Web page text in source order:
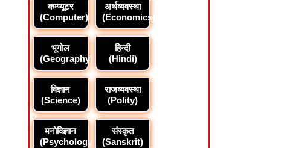
कम्प्यूटर
(Computer)
अर्थव्यवस्था
(Economics)
भूगोल
(Geography)
हिन्दी
(Hindi)
विज्ञान
(Science)
राजव्यवस्था
(Polity)
मनोविज्ञान
(Psychology)
संस्कृत
(Sanskrit)